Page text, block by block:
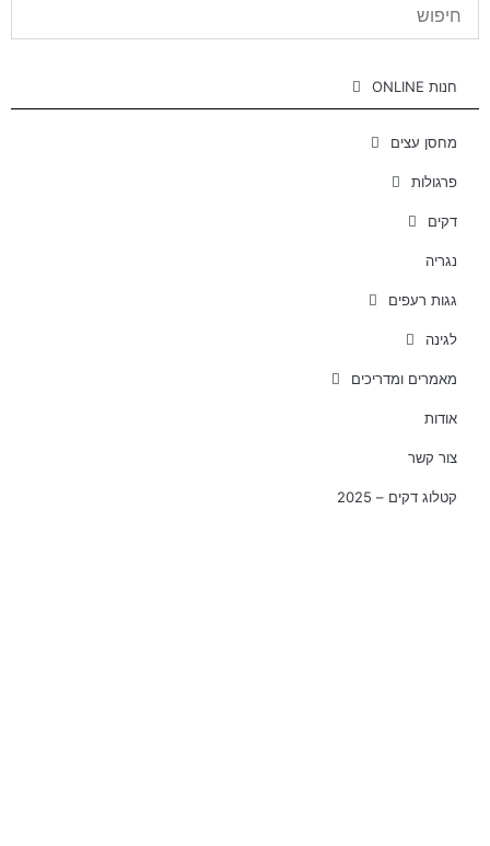
חנות ONLINE
מחסן עצים
פרגולות
דקים
נגריה
גגות רעפים
לגינה
מאמרים ומדריכים
אודות
צור קשר
קטלוג דקים – 2025